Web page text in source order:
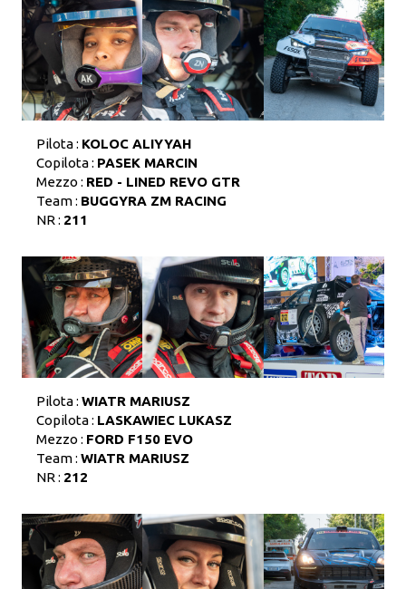
Pilota : KOLOC ALIYYAH
Copilota : PASEK MARCIN
Mezzo : RED - LINED REVO GTR
Team : BUGGYRA ZM RACING
NR : 211
Pilota : WIATR MARIUSZ
Copilota : LASKAWIEC LUKASZ
Mezzo : FORD F150 EVO
Team : WIATR MARIUSZ
NR : 212